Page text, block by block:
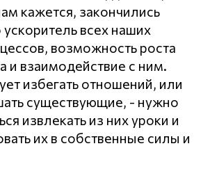
кажется, закончились
ускоритель всех наших
возможность роста
и взаимодействие с ним.
избегать отношений, или
существующие, - нужно
извлекать из них уроки и
их в собственные силы и